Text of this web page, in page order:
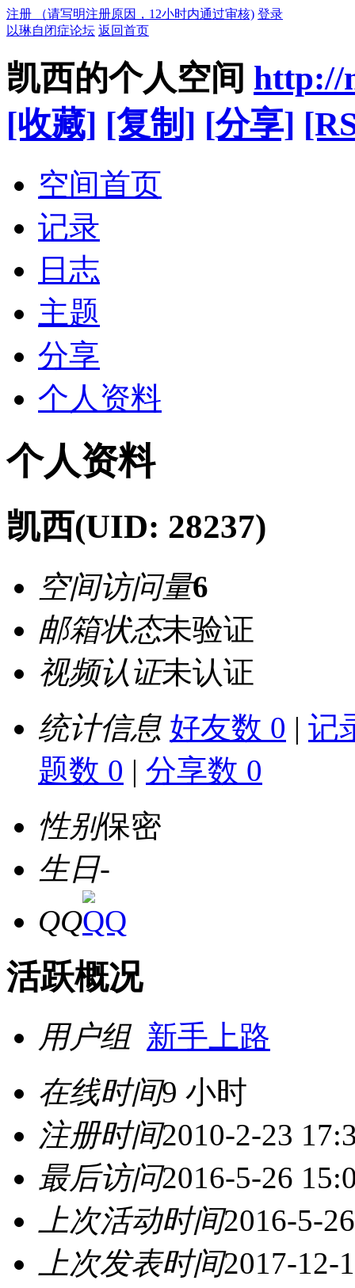
注册 （请写明注册原因，12小时内通过审核) 登录
以琳自闭症论坛 返回首页
凯西的个人空间 http://
[收藏] [复制] [分享]
空间首页
记录
日志
主题
分享
个人资料
个人资料
凯西(UID: 28237)
空间访问量6
邮箱状态未验证
视频认证未认证
统计信息 好友数 0 | 记
题数 0 | 分享数 0
性别保密
生日-
QQ
活跃概况
用户组 新手上路
在线时间9 小时
注册时间2010-2-23
最后访问2016-5-26
上次活动时间2016-5-
上次发表时间2017-12-